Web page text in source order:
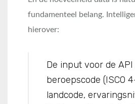
fundamenteel belang.
hierover:
De input voor de
beroepscode (ISCO
landcode,